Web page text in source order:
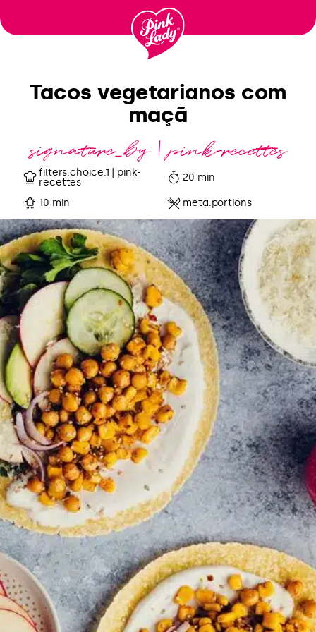
conteúdo
Tacos vegetarianos com
maçã
signature_by | pink-recettes
filters.choice.1 | pink-
recettes
20 min
10 min meta.portions